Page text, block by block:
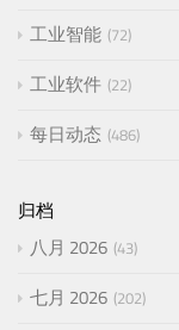
工业智能 72
工业软件 22
每日动态 486
归档
八月 2026 43
七月 2026 202